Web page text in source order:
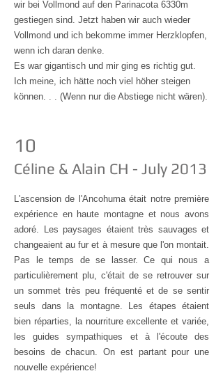
wir bei Vollmond auf den Parinacota 6330m
gestiegen sind. Jetzt haben wir auch wieder
Vollmond und ich bekomme immer Herzklopfen,
wenn ich daran denke.
Es war gigantisch und mir ging es richtig gut.
Ich meine, ich hätte noch viel höher steigen
können. . . (Wenn nur die Abstiege nicht wären).
10
Céline & Alain CH - July 2013
L'ascension de l'Ancohuma était notre première
expérience en haute montagne et nous avons
adoré. Les paysages étaient très sauvages et
changeaient au fur et à mesure que l'on montait.
Pas le temps de se lasser. Ce qui nous a
particulièrement plu, c'était de se retrouver sur
un sommet très peu fréquenté et de se sentir
seuls dans la montagne. Les étapes étaient
bien réparties, la nourriture excellente et variée,
les guides sympathiques et à l'écoute des
besoins de chacun. On est partant pour une
nouvelle expérience!